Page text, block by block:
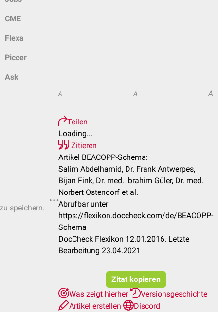
CME
Flexa
Piccer
Ask
speichern.
A A A
Teilen
Loading...
Zitieren
Artikel BEACOPP-Schema:
Salim Abdelhamid, Dr. Frank Antwerpes,
Bijan Fink, Dr. med. Ibrahim Güler, Dr. med.
Norbert Ostendorf et al.
Abrufbar unter:
https://flexikon.doccheck.com/de/BEACOPP-
Schema
DocCheck Flexikon 12.01.2016. Letzte
Bearbeitung 23.04.2021
Zitat kopieren
Was zeigt hierher
Versionsgeschichte
Artikel erstellen
Discord